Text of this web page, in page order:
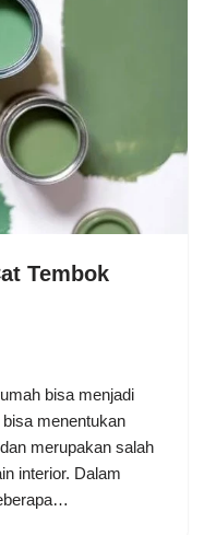
Tembok
bisa menjadi
menentukan
merupakan salah
interior. Dalam